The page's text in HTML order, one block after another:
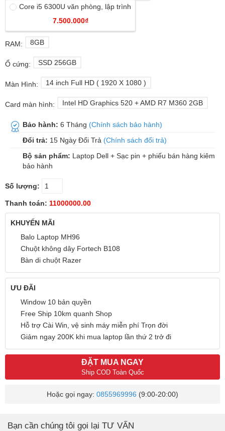
Core i5 6300U văn phòng, lập trình
7.500.000₫
RAM: 8GB
Ổ cứng: SSD 256GB
Màn Hình: 14 inch Full HD ( 1920 X 1080 )
Card màn hình: Intel HD Graphics 520 + AMD R7 M360 2GB
Bảo hành: 6 Tháng (Chính sách bảo hành)
Đổi trả: 15 Ngày Đổi Trả (Chính sách đổi trả)
Bộ sản phẩm: Laptop Dell + Sạc pin + phiếu bán hàng kiêm
bảo hành
Số lượng:
Thanh toán: 11000000.00
KHUYẾN MÃI
Balo Laptop MH96
Chuột không dây Fortech B108
Bàn di chuột Razer
ƯU ĐÃI
Window 10 bản quyền
Free Ship 10km quanh Shop
Hỗ trợ Cài Win, vệ sinh máy miễn phí Trọn đời
Giảm ngay 200K khi mua laptop lần thứ 2 trở đi
ĐẶT MUA NGAY
Ship COD Toàn Quốc
Hoặc gọi ngay: 0855969996 (9:00-20:00)
Bạn cần chúng tôi gọi lại TƯ VẤN